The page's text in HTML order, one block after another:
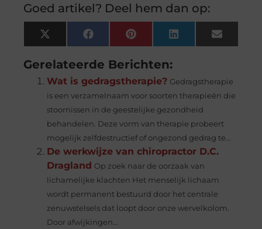
Goed artikel? Deel hem dan op:
X
(Twitter)
FacebookPinterestLinkedInEmail
Gerelateerde Berichten:
Wat is gedragstherapie? Gedragstherapie
is een verzamelnaam voor soorten therapieën die
stoornissen in de geestelijke gezondheid
behandelen. Deze vorm van therapie probeert
mogelijk zelfdestructief of ongezond gedrag te...
De werkwijze van chiropractor D.C.
Dragland Op zoek naar de oorzaak van
lichamelijke klachten Het menselijk lichaam
wordt permanent bestuurd door het centrale
zenuwstelsels dat loopt door onze wervelkolom.
Door afwijkingen...